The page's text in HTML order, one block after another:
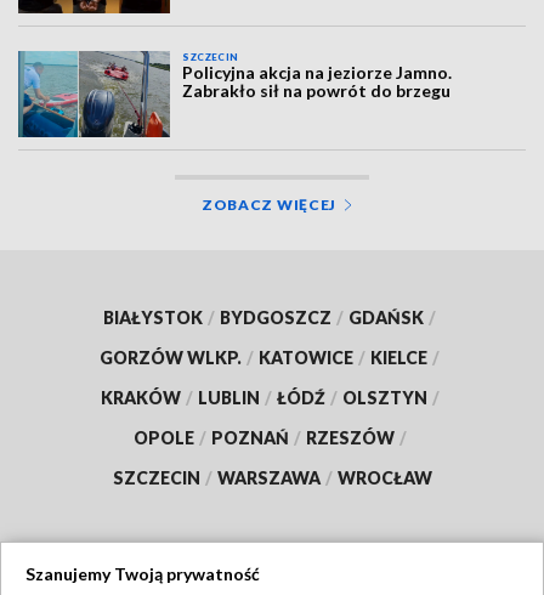
SZCZECIN
Policyjna akcja na jeziorze Jamno.
Zabrakło sił na powrót do brzegu
ZOBACZ WIĘCEJ
BIAŁYSTOK / BYDGOSZCZ / GDAŃSK /
GORZÓW WLKP. / KATOWICE / KIELCE /
KRAKÓW / LUBLIN / ŁÓDŹ / OLSZTYN /
OPOLE / POZNAŃ / RZESZÓW /
SZCZECIN / WARSZAWA / WROCŁAW
Szanujemy Twoją prywatność